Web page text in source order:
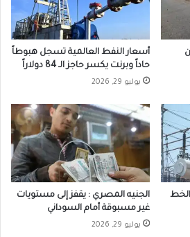
أسعار النفط العالمية تسجل هبوطاً
حاداً وبرنت يكسر حاجز الـ 84 دولاراً
يوليو 29, 2026
الجنيه المصري : يقفز إلى مستويات
غير مسبوقة أمام السوداني
يوليو 29, 2026